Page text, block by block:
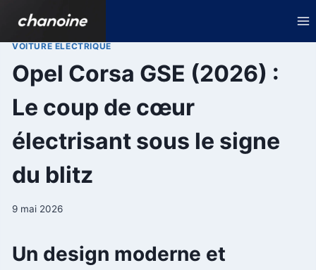
contenu
VOITURE ELECTRIQUE
Opel Corsa GSE (2026) :
Le coup de cœur
électrisant sous le signe
du blitz
9 mai 2026
Un design moderne et